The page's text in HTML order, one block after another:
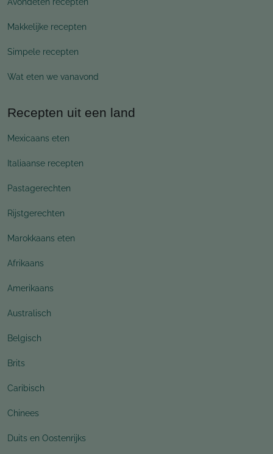
Makkelijke recepten
Simpele recepten
Wat eten we vanavond
Recepten uit een land
Mexicaans eten
Italiaanse recepten
Pastagerechten
Rijstgerechten
Marokkaans eten
Afrikaans
Amerikaans
Australisch
Belgisch
Brits
Caribisch
Chinees
Duits en Oostenrijks